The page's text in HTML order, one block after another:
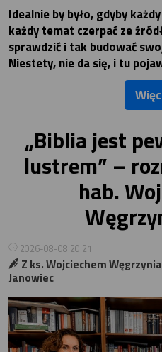
Idealnie by było, gdyby
każdy temat czerpać ze
sprawdzić i tak budować
Niestety, nie da się, i tu
„Biblia jest
lustrem” –
hab.
2026-08-08 20:21
Z ks. Wojciechem
Janowiec